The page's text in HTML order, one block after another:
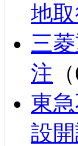
地
三
注
東
設